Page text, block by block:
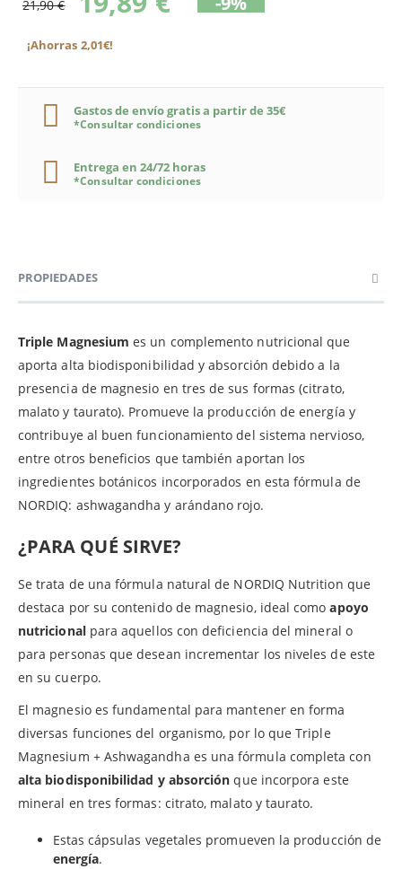
21,90 €
¡Ahorras 2,01€!
Gastos de envío gratis a partir de 35€
*Consultar condiciones
Entrega en 24/72 horas
*Consultar condiciones
PROPIEDADES
Triple Magnesiumes un complemento nutricional que
aporta alta biodisponibilidad y absorción debido a la
presencia de magnesio en tres de sus formas (citrato,
malato y taurato). Promueve la producción de energía y
contribuye al buen funcionamiento del sistema nervioso,
entre otros beneficios que también aportan los
ingredientes botánicos incorporados en esta fórmula de
NORDIQ: ashwagandha y arándano rojo.
¿PARA QUÉ SIRVE?
Se trata de una fórmula natural de NORDIQ Nutrition que
destaca por su contenido de magnesio, ideal comoapoyo
nutricionalpara aquellos con deficiencia del mineral o
para personas que desean incrementar los niveles de este
en su cuerpo.
El magnesio es fundamental para mantener en forma
diversas funciones del organismo, por lo que Triple
Magnesium + Ashwagandha es una fórmula completa con
alta biodisponibilidad y absorción que incorpora este
mineral en tres formas: citrato, malato y taurato.
Estas cápsulas vegetales promueven la producción de
energía.